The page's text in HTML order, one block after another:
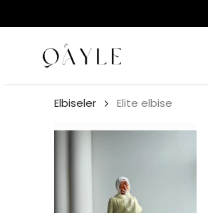
Elbiseler Elite elbise